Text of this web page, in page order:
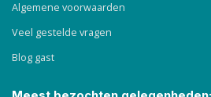
Algemene voorwaarden
Veel gestelde vragen
Blog gast